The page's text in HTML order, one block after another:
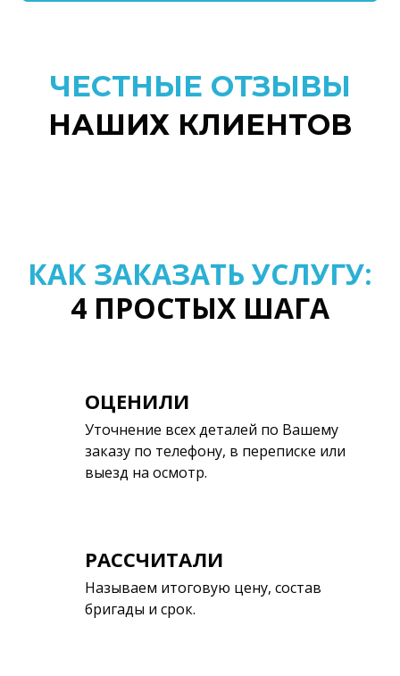
ЧЕСТНЫЕ ОТЗЫВЫ
НАШИХ КЛИЕНТОВ
КАК ЗАКАЗАТЬ УСЛУГУ:
4 ПРОСТЫХ ШАГА
ОЦЕНИЛИ
Уточнение всех деталей по Вашему
заказу по телефону, в переписке или
выезд на осмотр.
РАССЧИТАЛИ
Называем итоговую цену, состав
бригады и срок.